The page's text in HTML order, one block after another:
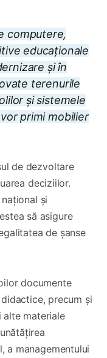
computere,
educaționale
și în
terenurile
și sistemele
primi mobilier
de dezvoltare
deciziilor.
și
să asigure
de șanse
documente
precum și
materiale
a managementului